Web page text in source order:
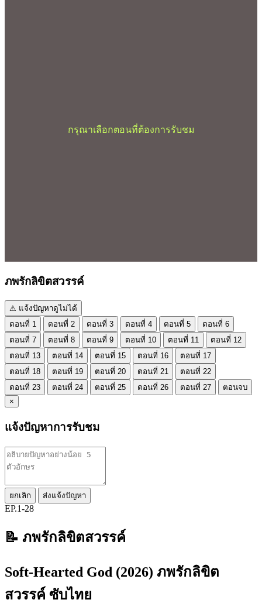
กรุณาเลือกตอนที่ต้องการรับชม
ภพรักลิขิตสวรรค์
⚠ แจ้งปัญหาดูไม่ได้
ตอนที่ 1
ตอนที่ 2 ตอนที่ 3 ตอนที่ 4 ตอนที่ 5
ตอนที่ 6
ตอนที่ 7
ตอนที่ 8 ตอนที่ 9 ตอนที่ 10 ตอนที่ 11
ตอนที่ 12
ตอนที่ 13
ตอนที่ 14 ตอนที่ 15 ตอนที่ 16
ตอนที่ 17
ตอนที่ 18
ตอนที่ 19 ตอนที่ 20 ตอนที่ 21
ตอนที่ 22
ตอนที่ 23
ตอนที่ 24 ตอนที่ 25 ตอนที่ 26 ตอนที่ 27
ตอนจบ
×
แจ้งปัญหาการรับชม
ยกเลิก ส่งแจ้งปัญหา
EP.1-28
📝 ภพรักลิขิตสวรรค์
Soft-Hearted God (2026) ภพรักลิขิต
สวรรค์ ซับไทย